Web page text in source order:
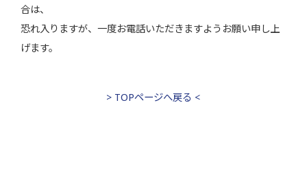
合は、
恐れ入りますが、一度お電話いただきますようお願い申し上
げます。
> TOPページへ戻る <